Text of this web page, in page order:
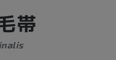
帯